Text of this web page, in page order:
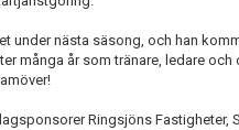
under nästa säsong, och han
många år som tränare, ledare
Ringsjöns Fastigheter,